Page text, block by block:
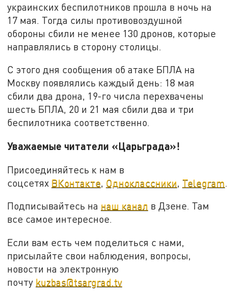
украинских беспилотников прошла в ночь на
17 мая. Тогда силы противовоздушной
обороны сбили не менее 130 дронов, которые
направлялись в сторону столицы.
С этого дня сообщения об атаке БПЛА на
Москву появлялись каждый день: 18 мая
сбили два дрона, 19-го числа перехвачены
шесть БПЛА, 20 и 21 мая сбили два и три
беспилотника соответственно.
Уважаемые читатели «Царьграда»!
Присоединяйтесь к нам в
соцсетях ВКонтакте Одноклассники Telegram
Подписывайтесь на наш канал в Дзене. Там
все самое интересное.
Если вам есть чем поделиться с нами,
присылайте свои наблюдения, вопросы,
новости на электронную
почту kuzbas@tsargrad.tv